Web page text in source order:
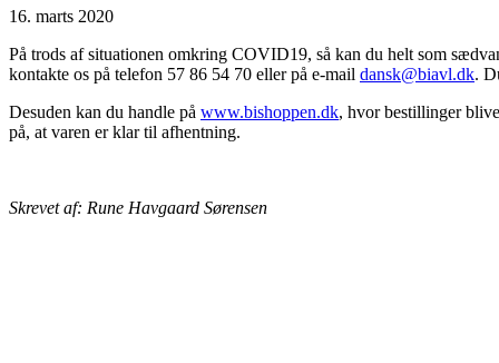
16. marts 2020
På trods af situationen omkring COVID19, så kan du helt som
kontakte os på telefon 57 86 54 70 eller på e-mail dansk@biavl.dk.
Desuden kan du handle på www.bishoppen.dk, hvor bestillinger
på, at varen er klar til afhentning.
Skrevet af: Rune Havgaard Sørensen